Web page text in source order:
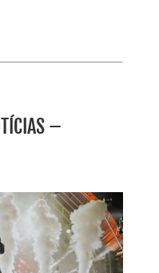
–